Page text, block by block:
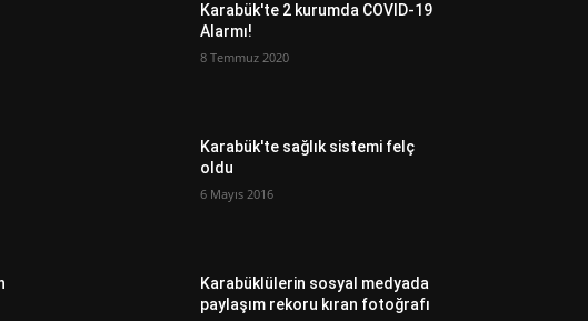
Karabük'te 2 kurumda COVID-19
Alarmı!
8 Temmuz 2020
Karabük'te sağlık sistemi felç
oldu
6 Mayıs 2016
Karabüklülerin sosyal medyada
paylaşım rekoru kıran fotoğrafı